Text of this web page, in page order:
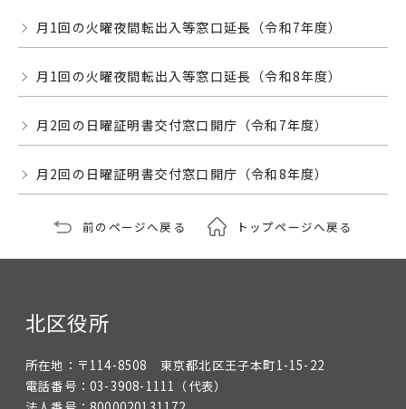
月1回の火曜夜間転出入等窓口延長（令和7年度）
月1回の火曜夜間転出入等窓口延長（令和8年度）
月2回の日曜証明書交付窓口開庁（令和7年度）
月2回の日曜証明書交付窓口開庁（令和8年度）
前のページへ戻る トップページへ戻る
北区役所
所在地： 〒114-8508 東京都北区王子本町1-15-22
電話番号： 03-3908-1111 （代表）